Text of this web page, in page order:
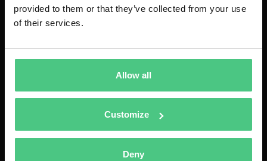
provided to them or that they’ve collected from your use
of their services.
Allow all
Customize
Deny